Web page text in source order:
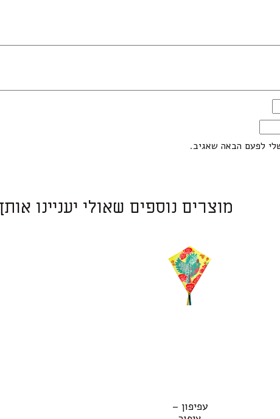
לפעם הבאה שאגיב.
מוצרים נוספים שאולי יעניינו
עפיפון –